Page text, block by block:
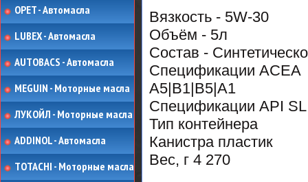
OPET - Автомасла
LUBEX - Автомасла
AUTOBACS - Автомасла
MEGUIN - Моторные масла
ЛУКОЙЛ - Моторные масла
ADDINOL - Автомасла
TOTACHI - Моторные масла
Вязкость - 5W-30
Объём - 5л
Состав -
Спецификации ACEA
A5|B1|B5|A1
Спецификации API SL
Тип контейнера
Канистра пластик
Вес, г 4 270